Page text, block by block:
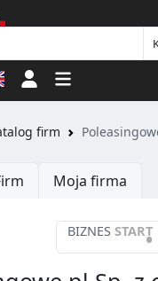
Logowanie
firm
Moja firma
BIZNES START
•